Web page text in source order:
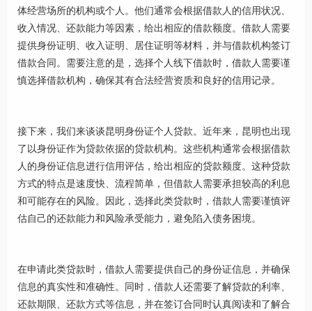
体经营场所的机构或个人。他们通常会根据借款人的信用状况、
收入情况、还款能力等因素，给出相应的借款额度。借款人需要
提供身份证明、收入证明、居住证明等材料，并与借款机构签订
借款合同。需要注意的是，选择个人线下借款时，借款人需要谨
慎选择借款机构，确保其有合法经营资质和良好的信用记录。
接下来，我们来谈谈昆明身份证个人贷款。近年来，昆明也出现
了以身份证作为贷款依据的贷款机构。这些机构通常会根据借款
人的身份证信息进行信用评估，给出相应的贷款额度。这种贷款
方式的特点是速度快、流程简单，但借款人需要承担较高的利息
和可能存在的风险。因此，选择此类贷款时，借款人需要谨慎评
估自己的还款能力和风险承受能力，避免陷入债务困境。
在申请此类贷款时，借款人需要提供自己的身份证信息，并确保
信息的真实性和准确性。同时，借款人还需要了解贷款的利率、
还款期限、还款方式等信息，并在签订合同时认真阅读和了解合